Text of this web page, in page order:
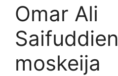
Omar Ali
Saifuddien
moskeija